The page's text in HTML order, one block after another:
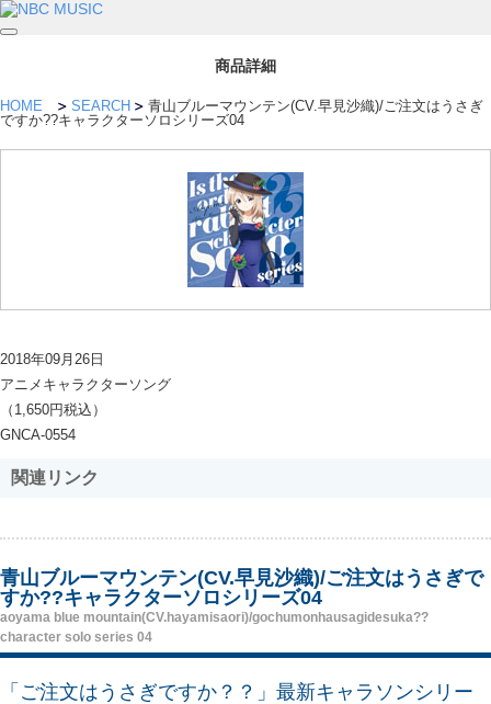
商品詳細
HOME SEARCH
青山ブルーマウンテン(CV.早見沙織)/ご注文はうさぎ
ですか??キャラクターソロシリーズ04
2018年09月26日
アニメキャラクターソング
（1,650円税込）
GNCA-0554
関連リンク
青山ブルーマウンテン(CV.早見沙織)/ご注文はうさぎで
すか??キャラクターソロシリーズ04
aoyama blue mountain(CV.hayamisaori)/gochumonhausagidesuka??
character solo series 04
「ご注文はうさぎですか？？」最新キャラソンシリー